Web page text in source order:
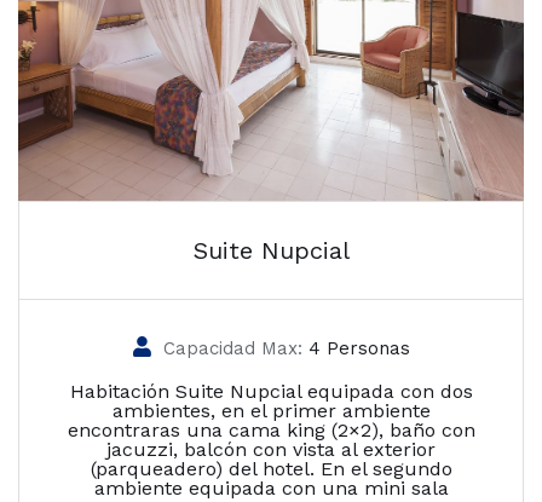
Suite Nupcial
Capacidad Max: 4 Personas
Habitación Suite Nupcial equipada con dos
ambientes, en el primer ambiente
encontraras una cama king (2×2), baño con
jacuzzi, balcón con vista al exterior
(parqueadero) del hotel. En el segundo
ambiente equipada con una mini sala